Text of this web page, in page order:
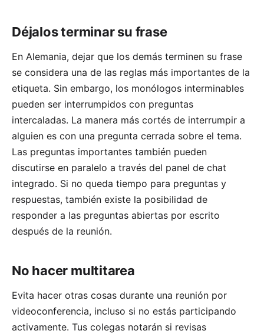
Déjalos terminar su frase
En Alemania, dejar que los demás terminen su frase
se considera una de las reglas más importantes de la
etiqueta. Sin embargo, los monólogos interminables
pueden ser interrumpidos con preguntas
intercaladas. La manera más cortés de interrumpir a
alguien es con una pregunta cerrada sobre el tema.
Las preguntas importantes también pueden
discutirse en paralelo a través del panel de chat
integrado. Si no queda tiempo para preguntas y
respuestas, también existe la posibilidad de
responder a las preguntas abiertas por escrito
después de la reunión.
No hacer multitarea
Evita hacer otras cosas durante una reunión por
videoconferencia, incluso si no estás participando
activamente. Tus colegas notarán si revisas